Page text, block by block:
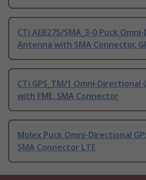
CTi AEB275/SMA_3-0 Puck
Antenna with SMA Connector,
CTi GPS_TM/1 Omni-Directional
with FME, SMA Connector
Molex Puck Omni-Directional
SMA Connector LTE